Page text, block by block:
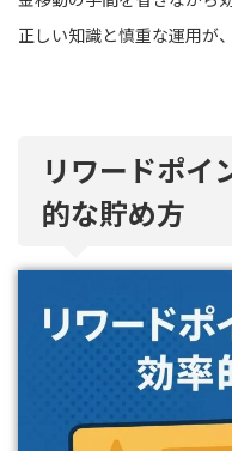
正しい知識と慎重な運用が
リワードポイ
的な貯め方